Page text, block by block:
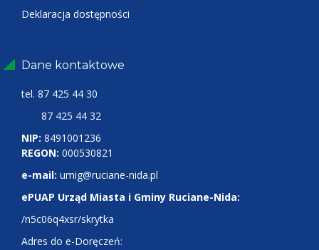
Deklaracja dostępności
Dane kontaktowe
tel. 87 425 44 30
87 425 44 32
NIP: 8491001236
REGON: 000530821
e-mail: umig@ruciane-nida.pl
ePUAP Urząd Miasta i Gminy Ruciane-Nida:
/n5c06q4xsr/skrytka
Adres do e-Doręczeń: